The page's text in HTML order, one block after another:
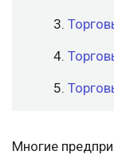
Многие